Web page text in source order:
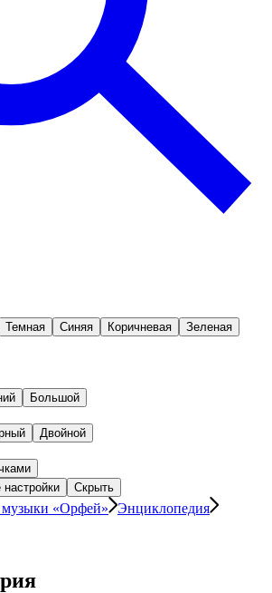
Темная Синяя Коричневая Зеленая
Большой
Двойной
Скрыть
музыки «Орфей» Энциклопедия